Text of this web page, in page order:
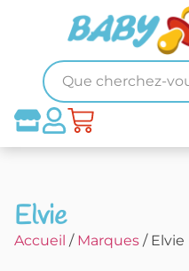
Elvie
Accueil / Marques / Elvie